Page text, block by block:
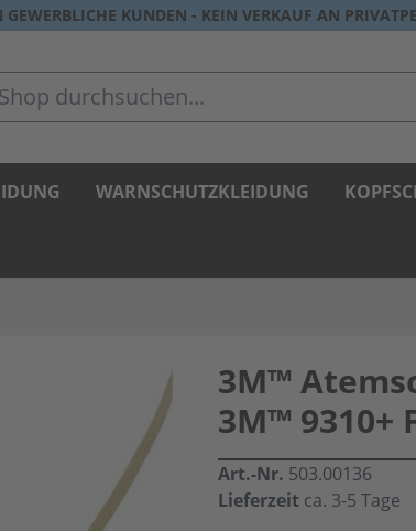
KUNDEN - KEIN VERKAUF AN
WARNSCHUTZKLEIDUNG
3M™
3M™ 9310+
Art.-Nr. 503.00136
Lieferzeit ca. 3-5 Tage